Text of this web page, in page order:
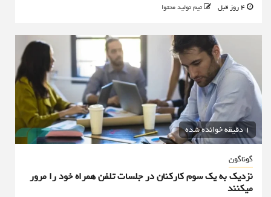
تیم تولید محتوا
1 دقیقه خوانده شده
گوناگون
نزدیک به یک سوم کارکنان در جلسات تلفن همراه خود را مرور
میکنند